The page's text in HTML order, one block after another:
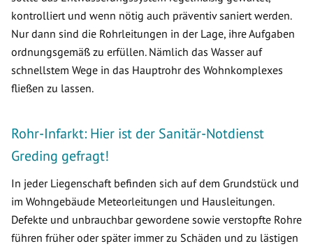
kontrolliert und wenn nötig auch präventiv saniert werden.
Nur dann sind die Rohrleitungen in der Lage, ihre Aufgaben
ordnungsgemäß zu erfüllen. Nämlich das Wasser auf
schnellstem Wege in das Hauptrohr des Wohnkomplexes
fließen zu lassen.
Rohr-Infarkt: Hier ist der Sanitär-Notdienst
Greding gefragt!
In jeder Liegenschaft befinden sich auf dem Grundstück und
im Wohngebäude Meteorleitungen und Hausleitungen.
Defekte und unbrauchbar gewordene sowie verstopfte Rohre
führen früher oder später immer zu Schäden und zu lästigen